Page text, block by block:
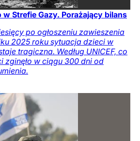
w Strefie Gazy. Porażający bilans
po ogłoszeniu zawieszenia
2025 roku sytuacja dzieci w
tragiczna. Według UNICEF, co
zginęło w ciągu 300 dni od